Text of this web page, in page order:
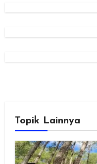
Topik Lainnya